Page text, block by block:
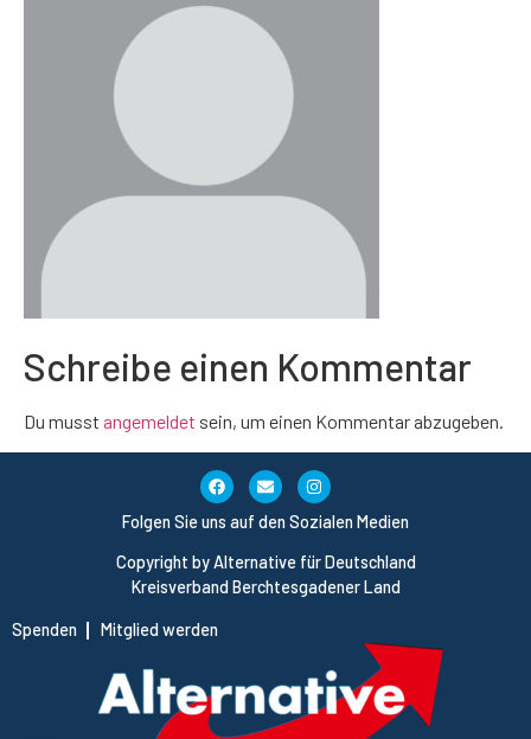
Schreibe einen Kommentar
Du musst angemeldet sein, um einen Kommentar abzugeben.
Copyright by Alternative für Deutschland
Kreisverband Berchtesgadener Land
Spenden Mitglied werden
Folgen Sie uns auf den Sozialen Medien